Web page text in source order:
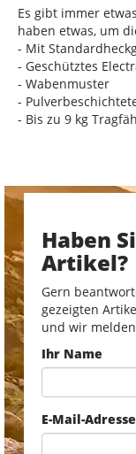
Es gibt immer
haben etwas, um
- Mit
- Geschütztes
- Wabenmuster
-
- Bis zu 9 kg
Haben
Artikel?
Gern
gezeigten
und wir
Ihr Name
E-Mail-Adresse